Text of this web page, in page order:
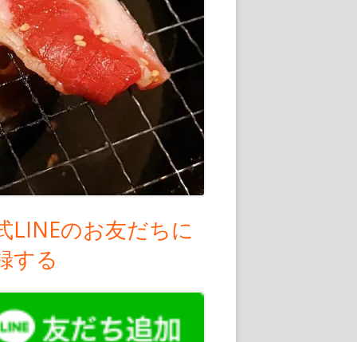
LINEのお友だちに
する